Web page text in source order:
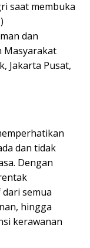
saat membuka
dan
Masyarakat
Jakarta Pusat,
dan tidak
Dengan
semua
hingga
kerawanan